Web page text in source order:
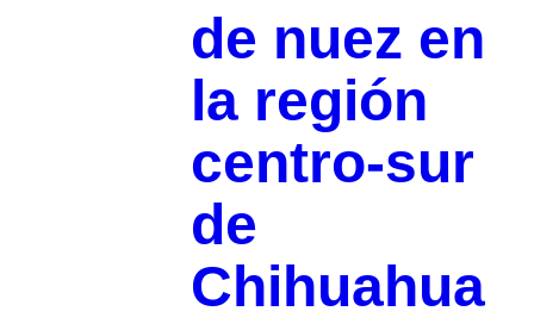
de nuez en
la región
centro-sur
de
Chihuahua